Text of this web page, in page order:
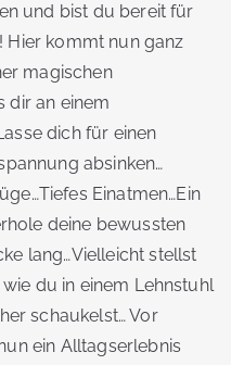
und bist du bereit für
Hier kommt nun ganz
magischen
dir an einem
dich für einen
absinken…
Einatmen…Ein
deine bewussten
lang…Vielleicht stellst
du in einem Lehnstuhl
schaukelst… Vor
ein Alltagserlebnis